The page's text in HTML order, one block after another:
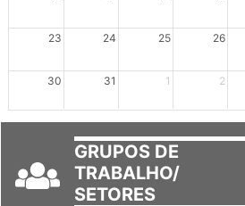
23 24 25 26
30 31 1 2
GRUPOS DE
TRABALHO/
SETORES